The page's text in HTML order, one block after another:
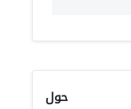
حول